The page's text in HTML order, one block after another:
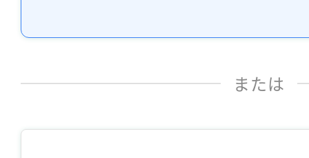
または